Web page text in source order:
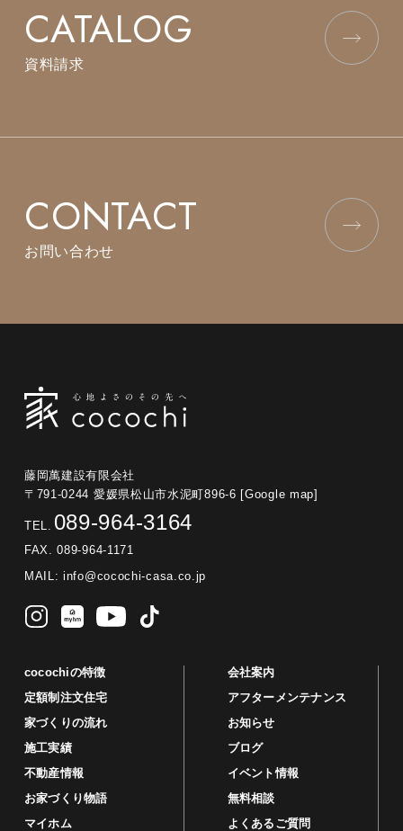
CATALOG
資料請求
CONTACT
お問い合わせ
藤岡萬建設有限会社
〒791-0244 愛媛県松山市水泥町896-6
[Google map]
TEL. 089-964-3164
FAX. 089-964-1171
MAIL: info@cocochi-casa.co.jp
cocochiの特徴
定額制注文住宅
家づくりの流れ
施工実績
不動産情報
お家づくり物語
マイホム
会社案内
アフターメンテナンス
お知らせ
ブログ
イベント情報
無料相談
よくあるご質問